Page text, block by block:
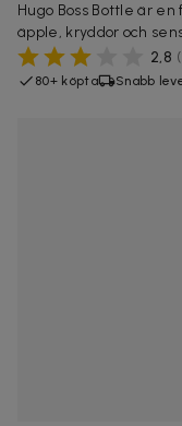
Hugo Boss Bottle är
äpple, kryddor och
2,8 (
80+ köpta Snabb